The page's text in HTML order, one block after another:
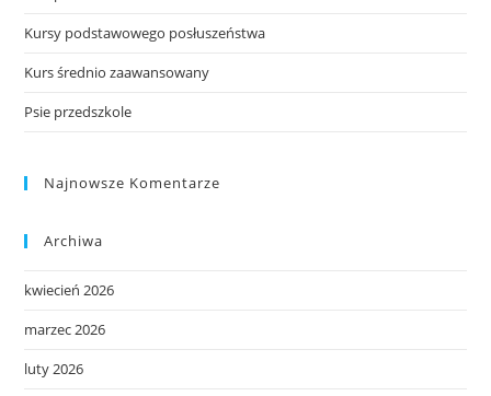
Kursy podstawowego posłuszeństwa
Kurs średnio zaawansowany
Psie przedszkole
Najnowsze Komentarze
Archiwa
kwiecień 2026
marzec 2026
luty 2026